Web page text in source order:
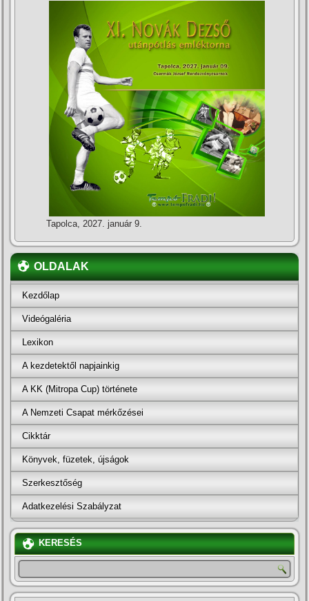
Tapolca, 2027. január 9.
OLDALAK
Kezdőlap
Videógaléria
Lexikon
A kezdetektől napjainkig
A KK (Mitropa Cup) története
A Nemzeti Csapat mérkőzései
Cikktár
Könyvek, füzetek, újságok
Szerkesztőség
Adatkezelési Szabályzat
KERESÉS